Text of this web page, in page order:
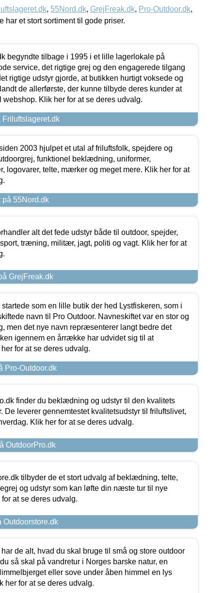
, 55Nord.dk, GrejFreak.dk, Pro-Outdoor.dk,
har et stort sortiment til gode priser.
begyndte tilbage i 1995 i et lille lagerlokale på
service, det rigtige grej og den engagerede tilgang
rigtige udstyr gjorde, at butikken hurtigt voksede og
de allerførste, der kunne tilbyde deres kunder at
webshop. Klik her for at se deres udvalg.
Friluftslageret.dk
2003 hjulpet et utal af friluftsfolk, spejdere og
funktionel beklædning, uniformer,
logovarer, telte, mærker og meget mere. Klik her for at
på 55Nord.dk
alt det fede udstyr både til outdoor, spejder,
træning, militær, jagt, politi og vagt. Klik her for at
GrejFreak.dk
startede som en lille butik der hed Lystfiskeren, som i
navn til Pro Outdoor. Navneskiftet var en stor og
men det nye navn repræsenterer langt bedre det
igennem en årrække har udvidet sig til at
for at se deres udvalg.
Pro-Outdoor.dk
finder du beklædning og udstyr til den kvalitets
De leverer gennemtestet kvalitetsudstyr til friluftslivet,
Klik her for at se deres udvalg.
OutdoorPro.dk
tilbyder de et stort udvalg af beklædning, telte,
og udstyr som kan løfte din næste tur til nye
at se deres udvalg.
Outdoorstore.dk
de alt, hvad du skal bruge til små og store outdoor
så skal på vandretur i Norges barske natur, en
eller sove under åben himmel en lys
her for at se deres udvalg.